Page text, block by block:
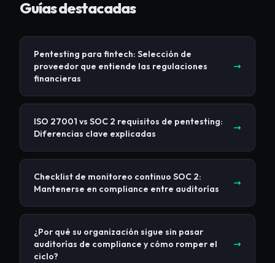
Guías destacadas
Pentesting para fintech: Selección de
proveedor que entiende las regulaciones
financieras
ISO 27001 vs SOC 2 requisitos de pentesting:
Diferencias clave explicadas
Checklist de monitoreo continuo SOC 2:
Mantenerse en compliance entre auditorías
¿Por qué su organización sigue sin pasar
auditorías de compliance y cómo romper el
ciclo?